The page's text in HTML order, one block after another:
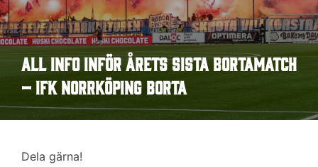
All info inför årets sista bortamatch
– IFK Norrköping borta
Dela gärna!